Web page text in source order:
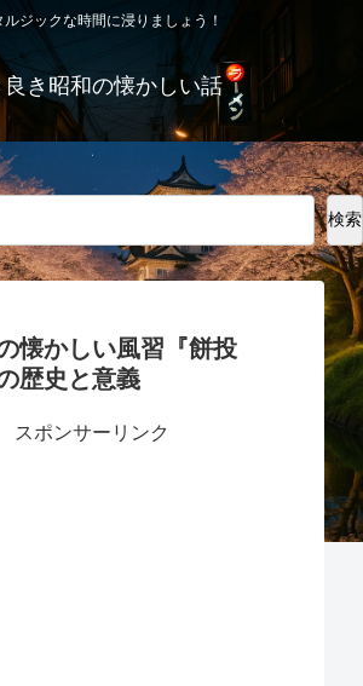
ルジックな時間に浸りましょう！
良き昭和の懐かしい話
検索
懐かしい風習『餅投
歴史と意義
スポンサーリンク